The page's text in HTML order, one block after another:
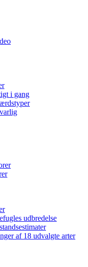
i gang
udbredelse
af 18 udvalgte arter